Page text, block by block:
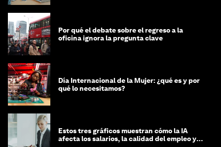
Por qué el debate sobre el regreso a la
oficina ignora la pregunta clave
Día Internacional de la Mujer: ¿qué es y por
qué lo necesitamos?
Estos tres gráficos muestran cómo la IA
afecta los salarios, la calidad del empleo y